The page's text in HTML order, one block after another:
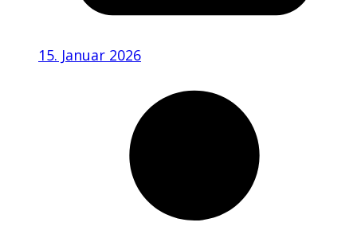
15. Januar 2026